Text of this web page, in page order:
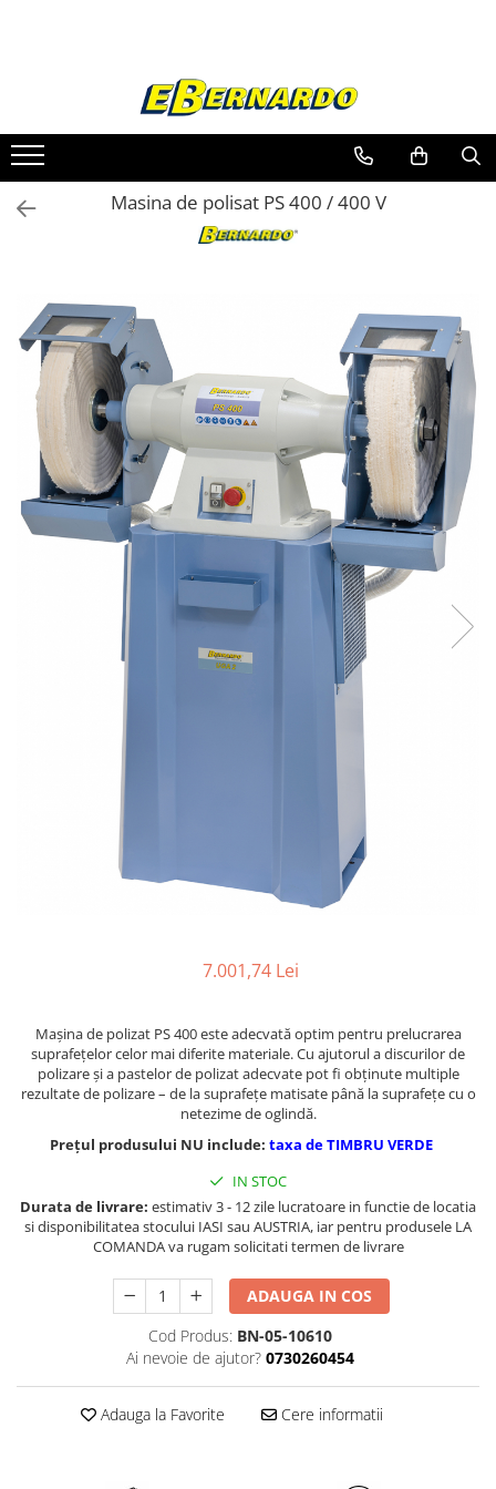
Prelucrare metal
Fierastraie pentru metal
Ferastraie mobile pentru metal
Fierastraie prelucrare metal
Ferastraie orizontale pentru metal
Dispozitive de sudare pentru panze
panglica
Ferastraie automate cu banda si
doua coloane
Ferastraie metal cu banda si taiere
dubla semiautomate
Ferastraie prelucrare metal cu
banda si taiere dubla
Ferastraie verticale
Strunguri pentru metal
Strunguri cu cutie de viteze
Strunguri cu surub de ghidare
Strunguri de precizie
Strunguri metal cu freza
Strunguri universale
Strunguri universale cu afisaj
Strunguri universale cu viteza
Masini de gaurit - Vario - cu masa
Masini de gaurit cu coloana
de actionare
Masini de gaurit cu coloana si
curea de distributie
Masini de gaurit cu masa
Masini de gaurit cu stand si
coloana
Masini de gaurit si frezat
Masini de gaurit cu freza
Masini de frezat universale
Centre de prelucrare verticale CNC
Masini de frezat cu batiu
Masini de frezat multifunctionale
Masini de frezat universale SERVO
Masini de frezat verticale
Masina de polisat PS 400 / 400 V
7.001,74 Lei
Maşina de polizat PS 400 este adecvată optim pentru prelucrarea
suprafeţelor celor mai diferite materiale. Cu ajutorul a discurilor de
polizare şi a pastelor de polizat adecvate pot fi obţinute multiple
rezultate de polizare – de la suprafeţe matisate până la suprafeţe cu o
netezime de oglindă.
Prețul produsului NU include: taxa de TIMBRU VERDE
IN STOC
Durata de livrare: estimativ 3 - 12 zile lucratoare in functie de locatia
si disponibilitatea stocului IASI sau AUSTRIA, iar pentru produsele LA
COMANDA va rugam solicitati termen de livrare
ADAUGA IN COS
Cod Produs: BN-05-10610
Ai nevoie de ajutor? 0730260454
Adauga la Favorite Cere informatii